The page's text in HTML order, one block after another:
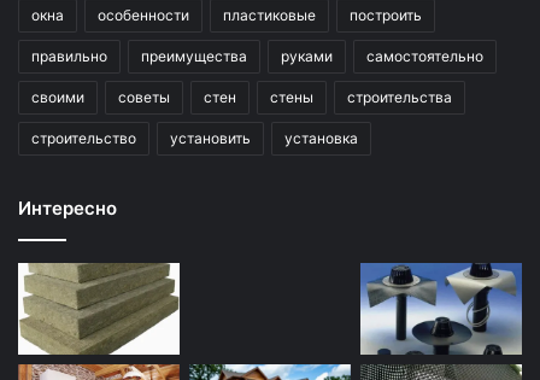
окна особенности пластиковые построить
правильно преимущества руками самостоятельно
своими советы стен стены строительства
строительство установить установка
Интересно